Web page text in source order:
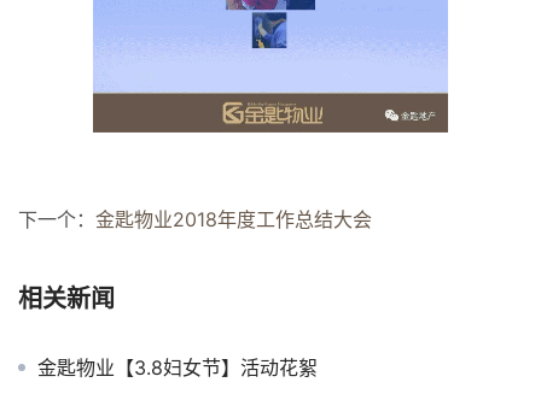
下一个： 金匙物业2018年度工作总结大会
相关新闻
金匙物业【3.8妇女节】活动花絮